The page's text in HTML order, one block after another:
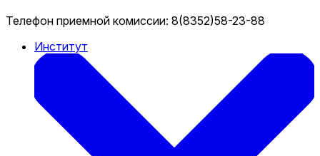
Телефон приемной комиссии: 8(8352)58-23-88
Институт